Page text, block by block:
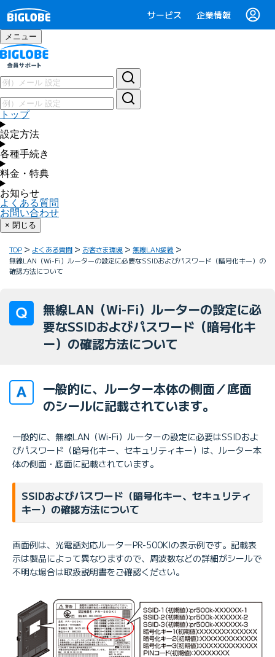
サービス 企業情報
メニュー
トップ
設定方法
各種手続き
料金・特典
お知らせ
よくある質問
お問い合わせ
× 閉じる
TOP よくある質問 お客さま環境
無線LAN接続
無線LAN（Wi-Fi）ルーターの設定に必要なSSIDおよびパスワード（暗号化キー）の
確認方法について
無線LAN（Wi-Fi）ルーターの設定に必
要なSSIDおよびパスワード（暗号化キ
ー）の確認方法について
一般的に、ルーター本体の側面／底面
のシールに記載されています。
一般的に、無線LAN（Wi-Fi）ルーターの設定に必要はSSIDおよ
びパスワード（暗号化キー、セキュリティキー）は、ルーター本
体の側面・底面に記載されています。
SSIDおよびパスワード（暗号化キー、セキュリティ
キー）の確認方法について
画面例は、光電話対応ルーターPR-500KIの表示例です。記載表
示は製品によって異なりますので、周波数などの詳細がシールで
不明な場合は取扱説明書をご確認ください。